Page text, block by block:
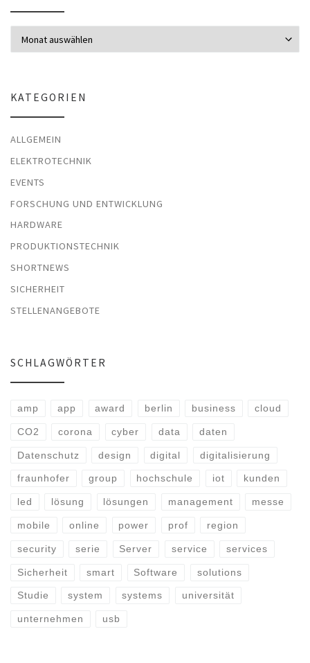
KATEGORIEN
ALLGEMEIN
ELEKTROTECHNIK
EVENTS
FORSCHUNG UND ENTWICKLUNG
HARDWARE
PRODUKTIONSTECHNIK
SHORTNEWS
SICHERHEIT
STELLENANGEBOTE
SCHLAGWÖRTER
amp app award berlin business cloud
CO2 corona cyber data daten
Datenschutz design digital digitalisierung
fraunhofer group hochschule iot kunden
led lösung lösungen management messe
mobile online power prof region
security serie Server service services
Sicherheit smart Software solutions
Studie system systems universität
unternehmen usb